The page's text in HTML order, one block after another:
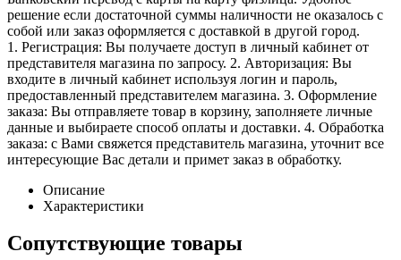
решение если достаточной суммы наличности не оказалось с
собой или заказ оформляется с доставкой в другой город.
1. Регистрация: Вы получаете доступ в личный кабинет от
представителя магазина по запросу. 2. Авторизация: Вы
входите в личный кабинет используя логин и пароль,
предоставленный представителем магазина. 3. Оформление
заказа: Вы отправляете товар в корзину, заполняете личные
данные и выбираете способ оплаты и доставки. 4. Обработка
заказа: с Вами свяжется представитель магазина, уточнит все
интересующие Вас детали и примет заказ в обработку.
Описание
Характеристики
Сопутствующие товары